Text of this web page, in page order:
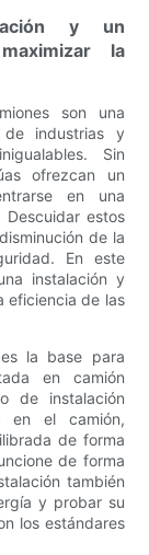
y un
la
son una
de industrias y
Sin
ofrezcan un
en una
Descuidar estos
de la
En este
instalación y
eficiencia de las
la base para
en camión
de instalación
en el camión,
de forma
de forma
también
y probar su
los estándares